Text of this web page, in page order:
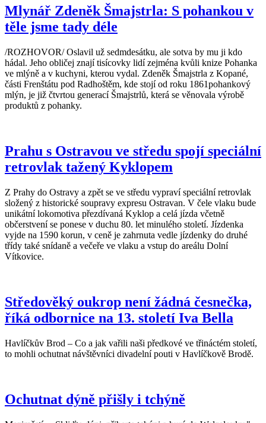
Mlynář Zdeněk Šmajstrla: S pohankou v
těle jsme tady déle
/ROZHOVOR/ Oslavil už sedmdesátku, ale sotva by mu ji kdo
hádal. Jeho obličej znají tisícovky lidí zejména kvůli knize Pohanka
ve mlýně a v kuchyni, kterou vydal. Zdeněk Šmajstrla z Kopané,
části Frenštátu pod Radhoštěm, kde stojí od roku 1861pohankový
mlýn, je již čtvrtou generací Šmajstrlů, která se věnovala výrobě
produktů z pohanky.
Prahu s Ostravou ve středu spojí speciální
retrovlak tažený Kyklopem
Z Prahy do Ostravy a zpět se ve středu vypraví speciální retrovlak
složený z historické soupravy expresu Ostravan. V čele vlaku bude
unikátní lokomotiva přezdívaná Kyklop a celá jízda včetně
občerstvení se ponese v duchu 80. let minulého století. Jízdenka
vyjde na 1590 korun, v ceně je zahrnuta vedle jízdenky do druhé
třídy také snídaně a večeře ve vlaku a vstup do areálu Dolní
Vítkovice.
Středověký oukrop není žádná česnečka,
říká odbornice na 13. století Iva Bella
Havlíčkův Brod – Co a jak vařili naši předkové ve třináctém století,
to mohli ochutnat návštěvníci divadelní pouti v Havlíčkově Brodě.
Ochutnat dýně přišly i tchýně